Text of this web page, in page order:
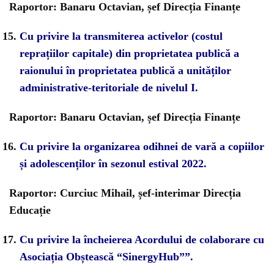
Raportor: Banaru Octavian, șef Direcția Finanțe
Cu privire la transmiterea activelor (costul
reprațiilor capitale) din proprietatea publică a
raionului în proprietatea publică a unităților
administrative-teritoriale de nivelul I.
Raportor: Banaru Octavian, șef Direcția Finanțe
Cu privire la organizarea odihnei de vară a copiilor
și adolescenților în sezonul estival 2022.
Raportor: Curciuc Mihail, șef-interimar Direcția
Educație
Cu privire la încheierea Acordului de colaborare cu
Asociația Obștească “SinergyHub””.